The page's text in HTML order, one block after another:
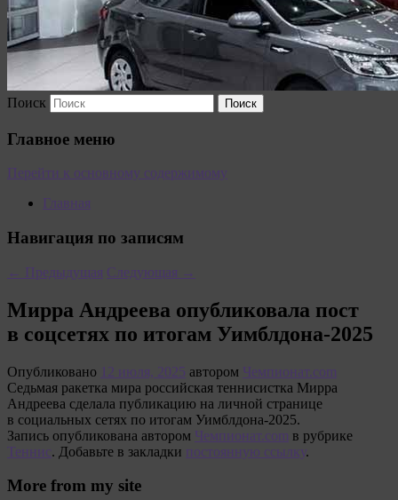
Поиск
Главное меню
Перейти к основному содержимому
Главная
Навигация по записям
← Предыдущая Следующая →
Мирра Андреева опубликовала пост
в соцсетях по итогам Уимблдона-2025
Опубликовано 12 июля, 2025 автором Чемпионат.com
Седьмая ракетка мира российская теннисистка Мирра
Андреева сделала публикацию на личной странице
в социальных сетях по итогам Уимблдона-2025.
Запись опубликована автором Чемпионат.com в рубрике
Теннис. Добавьте в закладки постоянную ссылку.
More from my site